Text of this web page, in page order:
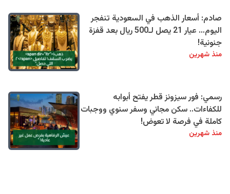
صادم: أسعار الذهب في السعودية تنفجر
اليوم… عيار 21 يصل لـ500 ريال بعد قفزة
جنونية!
منذ شهرين
رسمي: فور سيزونز قطر يفتح أبوابه
للكفاءات.. سكن مجاني وسفر سنوي ووجبات
كاملة في فرصة لا تعوض!
منذ شهرين